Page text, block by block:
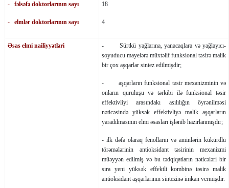
- fəlsəfə doktorlarının sayı
- elmlər doktorlarının sayı
18
4
Əsas elmi nailiyyətləri
- Sürtkü yağlarına, yanacaqlara və yağlayıcı-
soyuducu mayelərə müxtəlif funksional təsirə malik
bir çox aşqarlar sintez edilmişdir;
- aşqarların funksional təsir mexanizminin və
onların quruluşu və tərkibi ilə funksional təsir
effektivliyi arasındakı asılılığın öyrənilməsi
nəticəsində yüksək effektivliyə malik aşqarların
yaradılmasının elmi əsasları işlənib hazırlanmışdır;
- ilk dəfə olaraq fenolların və aminlərin kükürdlü
törəmələrinin antioksidant təsirinin mexanizmi
müəyyən edilmiş və bu tədqiqatların nəticələri bir
sıra yeni yüksək effektli kombinə təsirə malik
antioksidant aşqarlarının sintezinə imkan vermişdir.